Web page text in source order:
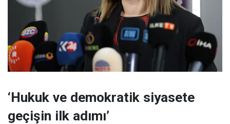
‘Hukuk ve demokratik siyasete
geçişin ilk adımı’